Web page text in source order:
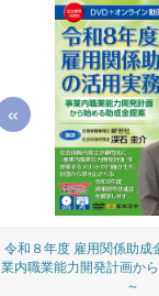
令和８年度 雇用関係助成
業内職業能力開発計画か
～
«